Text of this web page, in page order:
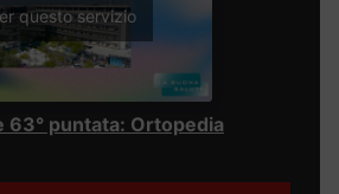
questo servizio
63° puntata: Ortopedia